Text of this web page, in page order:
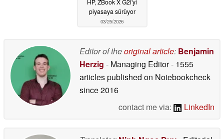
HP, ZBook X G2i'yi
piyasaya sürüyor
03/25/2026
Editor of theoriginal article: Benjamin
Herzig - Managing Editor- 1555
articles published on Notebookcheck
since 2016
contact me via:
LinkedIn